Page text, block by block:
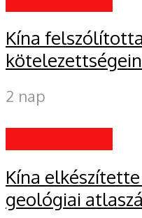
Kína
2 nap
Kína
geológiai